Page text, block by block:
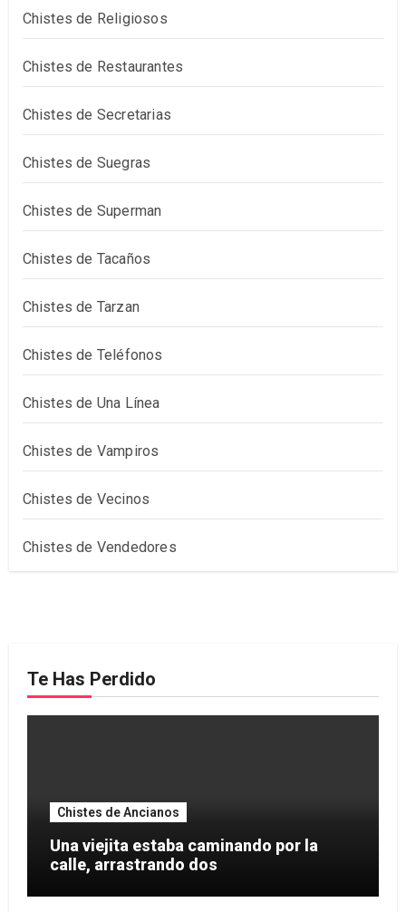
Chistes de Religiosos
Chistes de Restaurantes
Chistes de Secretarias
Chistes de Suegras
Chistes de Superman
Chistes de Tacaños
Chistes de Tarzan
Chistes de Teléfonos
Chistes de Una Línea
Chistes de Vampiros
Chistes de Vecinos
Chistes de Vendedores
Te Has Perdido
Chistes de Ancianos
Una viejita estaba caminando por la
calle, arrastrando dos